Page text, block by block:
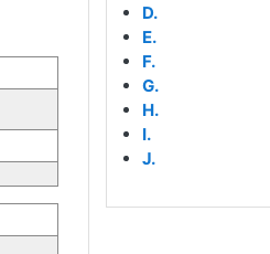
D.
E.
F.
G.
H.
I.
J.